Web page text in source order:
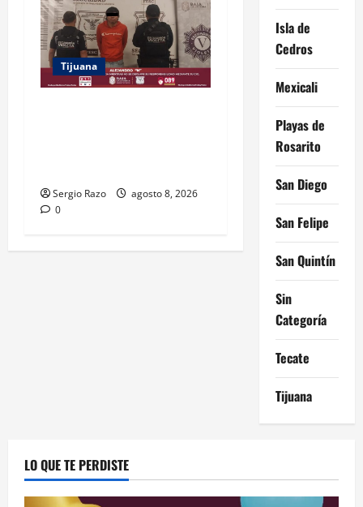
Tijuana
Sergio Razo
agosto 8, 2026
0
Isla de
Cedros
Mexicali
Playas de
Rosarito
San Diego
San Felipe
San Quintín
Sin
Categoría
Tecate
Tijuana
LO QUE TE PERDISTE